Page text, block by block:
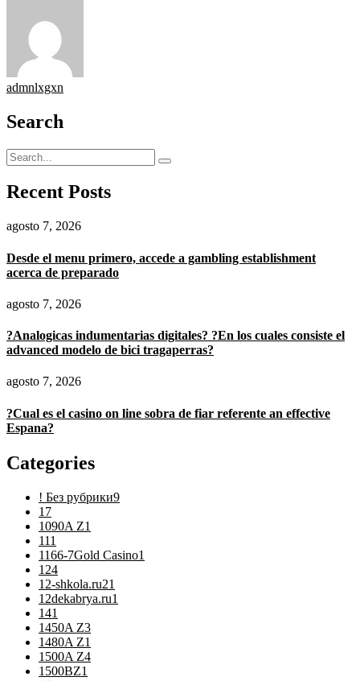
admnlxgxn
Search
Recent Posts
agosto 7, 2026
Desde el menu primero, accede a gambling establishment
acerca de preparado
agosto 7, 2026
?Analogicas indumentarias digitales? ?En los cuales consiste el
advanced modelo de bici tragaperras?
agosto 7, 2026
?Cual es el casino on line sobra de fiar referente an effective
Espana?
Categories
! Без рубрики9
1 7
1090A Z1
111
1166-7Gold Casino1
124
12-shkola.ru21
12dekabrya.ru1
141
1450A Z3
1480A Z1
1500A Z4
1500BZ1